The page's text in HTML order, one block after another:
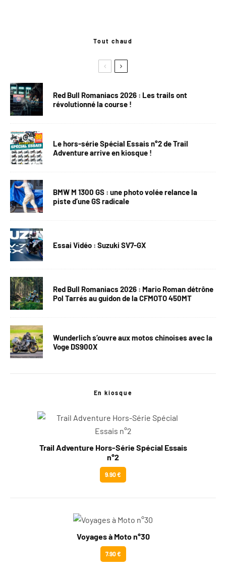
Tout chaud
Red Bull Romaniacs 2026 : Les trails ont
révolutionné la course !
Le hors-série Spécial Essais n°2 de Trail
Adventure arrive en kiosque !
BMW M 1300 GS : une photo volée relance la
piste d’une GS radicale
Essai Vidéo : Suzuki SV7-GX
Red Bull Romaniacs 2026 : Mario Roman détrône
Pol Tarrés au guidon de la CFMOTO 450MT
Wunderlich s’ouvre aux motos chinoises avec la
Voge DS900X
En kiosque
Trail Adventure Hors-Série Spécial Essais
n°2
9.90 €
Voyages à Moto n°30
7.90 €